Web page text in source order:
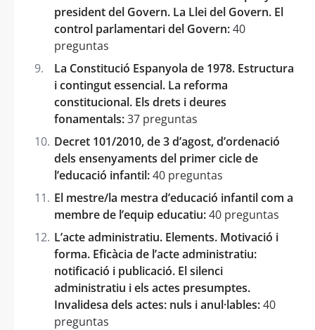
president del Govern. La Llei del Govern. El
control parlamentari del Govern:40
preguntas
La Constitució Espanyola de 1978. Estructura
i contingut essencial. La reforma
constitucional. Els drets i deures
fonamentals:37 preguntas
Decret 101/2010, de 3 d’agost, d’ordenació
dels ensenyaments del primer cicle de
l’educació infantil:40 preguntas
El mestre/la mestra d’educació infantil com a
membre de l’equip educatiu:40 preguntas
L’acte administratiu. Elements. Motivació i
forma. Eficàcia de l’acte administratiu:
notificació i publicació. El silenci
administratiu i els actes presumptes.
Invalidesa dels actes: nuls i anul·lables:40
preguntas